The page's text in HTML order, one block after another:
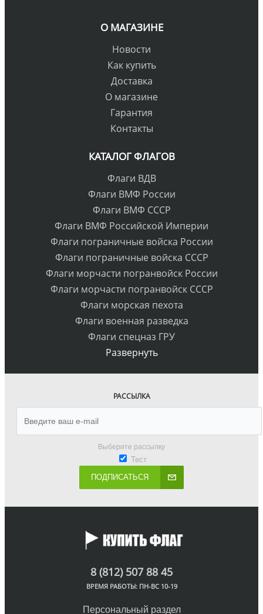
О МАГАЗИНЕ
Новости
Как купить
Доставка
О магазине
Гарантия
Контакты
КАТАЛОГ ФЛАГОВ
Флаги ВДВ
Флаги ВМФ России
Флаги ВМФ СССР
Флаги ВМФ Российской Империи
Флаги пограничные войска России
Флаги пограничные войска СССР
Флаги морчасти погранвойск России
Флаги морчасти погранвойск СССР
Флаги морская пехота
Флаги военная разведка
Флаги спецназ ГРУ
Развернуть
РАССЫЛКА
Выберите рассылку
Тест
ПОДПИСАТЬСЯ
8 (812) 507 88 45
ВРЕМЯ РАБОТЫ: ПН-ВС 10-19
Персональный раздел